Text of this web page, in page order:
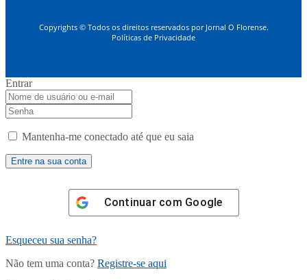
Copyrights © Todos os direitos reservados por Jornal O Florense.
Políticas de Privacidade
Entrar
Mantenha-me conectado até que eu saia
Continuar com Google
Esqueceu sua senha?
Não tem uma conta? Registre-se aqui